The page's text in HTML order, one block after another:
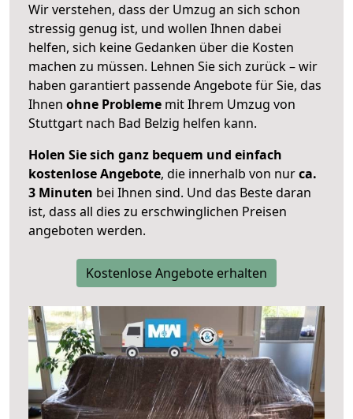
Wir verstehen, dass der Umzug an sich schon
stressig genug ist, und wollen Ihnen dabei
helfen, sich keine Gedanken über die Kosten
machen zu müssen. Lehnen Sie sich zurück – wir
haben garantiert passende Angebote für Sie, das
Ihnen ohne Probleme mit Ihrem Umzug von
Stuttgart nach Bad Belzig helfen kann.
Holen Sie sich ganz bequem und einfach
kostenlose Angebote, die innerhalb von nurca.
3 Minuten bei Ihnen sind. Und das Beste daran
ist, dass all dies zu erschwinglichen Preisen
angeboten werden.
Kostenlose Angebote erhalten